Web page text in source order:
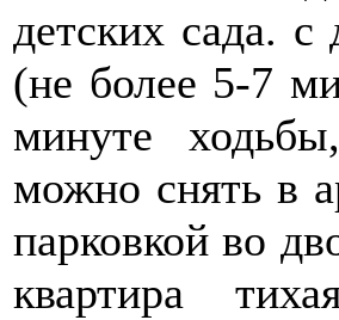
детских сада.
(не более 5-7
минуте
можно снять в
парковкой во
квартира